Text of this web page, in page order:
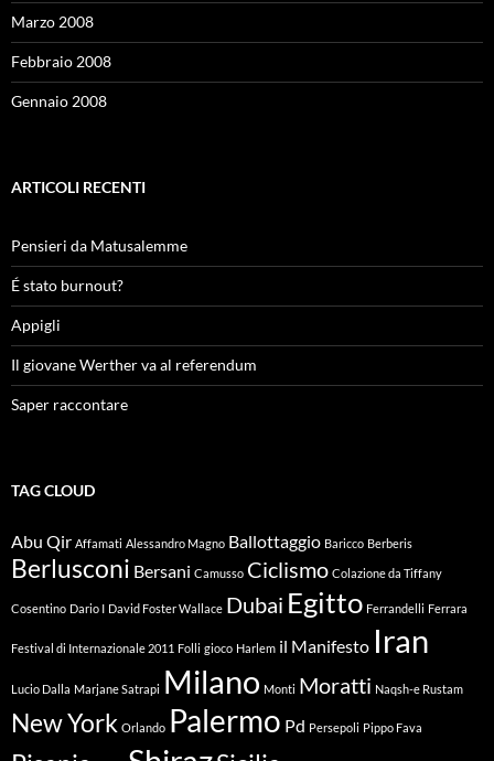
Marzo 2008
Febbraio 2008
Gennaio 2008
ARTICOLI RECENTI
Pensieri da Matusalemme
É stato burnout?
Appigli
Il giovane Werther va al referendum
Saper raccontare
TAG CLOUD
Abu Qir Affamati Alessandro Magno Ballottaggio Baricco Berberis
Berlusconi Bersani Camusso Ciclismo Colazione da Tiffany
Cosentino Dario I David Foster Wallace Dubai Egitto Ferrandelli Ferrara
Festival di Internazionale 2011 Folli gioco Harlem il Manifesto Iran
Lucio Dalla Marjane Satrapi Milano Monti Moratti Naqsh-e Rustam
New York Orlando Palermo Pd Persepoli Pippo Fava